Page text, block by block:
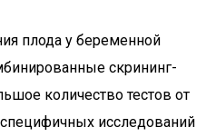
плода у беременной
скрининг-
количество тестов от
исследований